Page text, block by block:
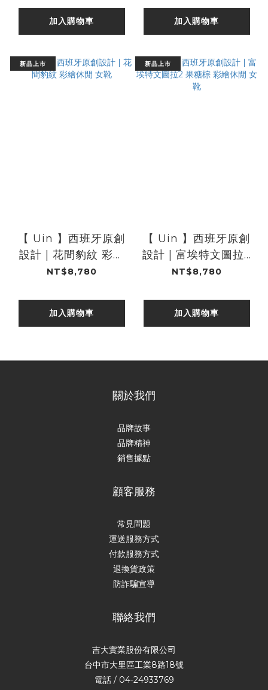
加入購物車 加入購物車
新品上市
【 Uin 】西班牙原創
設計 | 花間豹紋 彩繪
休閒 女靴
NT$8,780
加入購物車
新品上市
【 Uin 】西班牙原創
設計 | 富埃特文圖拉2
果糖棕 彩繪休閒 女靴
NT$8,780
加入購物車
關於我們
品牌故事
品牌精神
銷售據點
顧客服務
常見問題
運送服務方式
付款服務方式
退換貨政策
防詐騙宣導
聯絡我們
吉大實業股份有限公司
台中市大里區工業8路18號
電話 / 04-24933769